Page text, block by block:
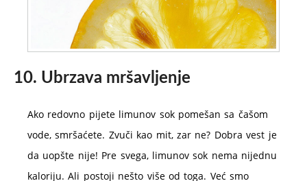
10. Ubrzava mršavljenje
Ako redovno pijete limunov sok pomešan sa čašom
vode, smršaćete. Zvuči kao mit, zar ne? Dobra vest je
da uopšte nije! Pre svega, limunov sok nema nijednu
kaloriju. Ali postoji nešto više od toga. Već smo